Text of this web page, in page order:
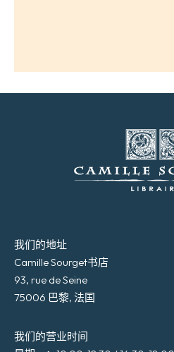
我们的地址
Camille Sourget书店
93, rue de Seine
75006 巴黎, 法国
我们的营业时间